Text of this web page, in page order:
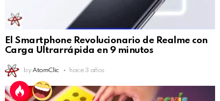
El Smartphone Revolucionario de Realme con
Carga Ultrarrápida en 9 minutos
by AtomClic hace 3 años